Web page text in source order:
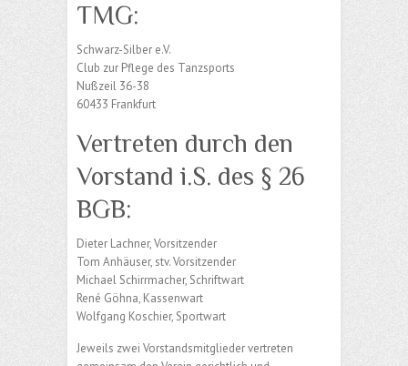
TMG:
Schwarz-Silber e.V.
Club zur Pflege des Tanzsports
Nußzeil 36-38
60433 Frankfurt
Vertreten durch den
Vorstand i.S. des § 26
BGB:
Dieter Lachner, Vorsitzender
Tom Anhäuser, stv. Vorsitzender
Michael Schirrmacher, Schriftwart
René Göhna, Kassenwart
Wolfgang Koschier, Sportwart
Jeweils zwei Vorstandsmitglieder vertreten